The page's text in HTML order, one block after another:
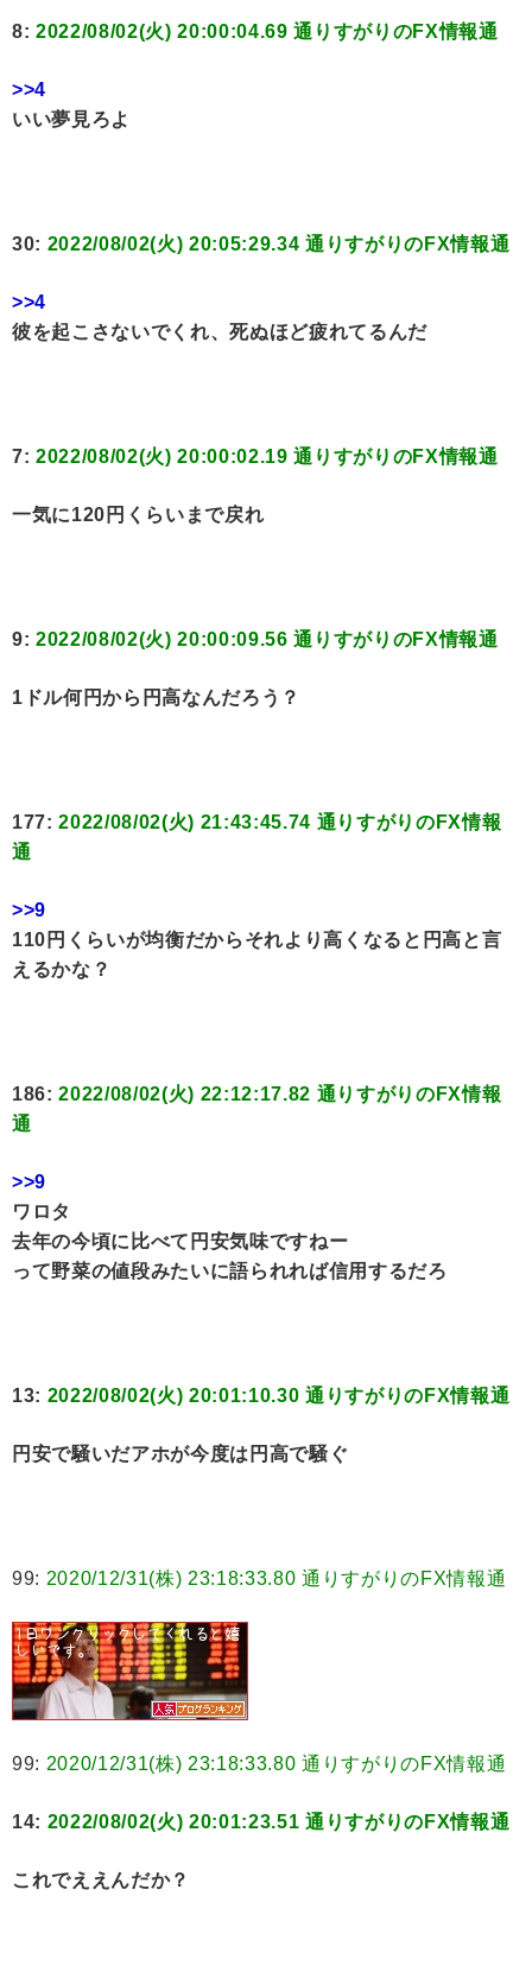
8: 2022/08/02(火) 20:00:04.69 通りすがりのFX情報通
>>4
いい夢見ろよ
30: 2022/08/02(火) 20:05:29.34 通りすがりのFX情報通
>>4
彼を起こさないでくれ、死ぬほど疲れてるんだ
7: 2022/08/02(火) 20:00:02.19 通りすがりのFX情報通
一気に120円くらいまで戻れ
9: 2022/08/02(火) 20:00:09.56 通りすがりのFX情報通
1ドル何円から円高なんだろう？
177:2022/08/02(火) 21:43:45.74 通りすがりのFX情報
通
>>9
110円くらいが均衡だからそれより高くなると円高と言
えるかな？
186:2022/08/02(火) 22:12:17.82 通りすがりのFX情報
通
>>9
ワロタ
去年の今頃に比べて円安気味ですねー
って野菜の値段みたいに語られれば信用するだろ
13: 2022/08/02(火) 20:01:10.30 通りすがりのFX情報通
円安で騒いだアホが今度は円高で騒ぐ
99: 2020/12/31(株) 23:18:33.80 通りすがりのFX情報通
99: 2020/12/31(株) 23:18:33.80 通りすがりのFX情報通
14: 2022/08/02(火) 20:01:23.51 通りすがりのFX情報通
これでええんだか？